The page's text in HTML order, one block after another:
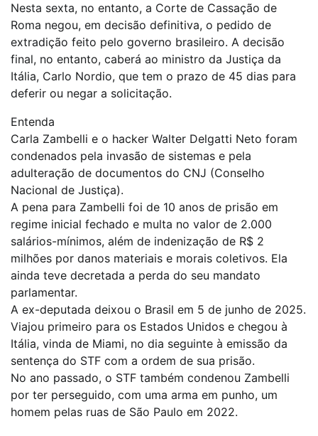
Nesta sexta, no entanto, a Corte de Cassação de
Roma negou, em decisão definitiva, o pedido de
extradição feito pelo governo brasileiro. A decisão
final, no entanto, caberá ao ministro da Justiça da
Itália, Carlo Nordio, que tem o prazo de 45 dias para
deferir ou negar a solicitação.
Entenda
Carla Zambelli e o hacker Walter Delgatti Neto foram
condenados pela invasão de sistemas e pela
adulteração de documentos do CNJ (Conselho
Nacional de Justiça).
A pena para Zambelli foi de 10 anos de prisão em
regime inicial fechado e multa no valor de 2.000
salários-mínimos, além de indenização de R$ 2
milhões por danos materiais e morais coletivos. Ela
ainda teve decretada a perda do seu mandato
parlamentar.
A ex-deputada deixou o Brasil em 5 de junho de 2025.
Viajou primeiro para os Estados Unidos e chegou à
Itália, vinda de Miami, no dia seguinte à emissão da
sentença do STF com a ordem de sua prisão.
No ano passado, o STF também condenou Zambelli
por ter perseguido, com uma arma em punho, um
homem pelas ruas de São Paulo em 2022.